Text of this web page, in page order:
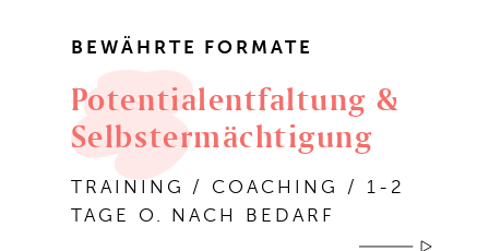
BEWÄHRTE FORMATE
Potentialentfaltung &
Selbstermächtigung
TRAINING / COACHING / 1-2
TAGE O. NACH BEDARF